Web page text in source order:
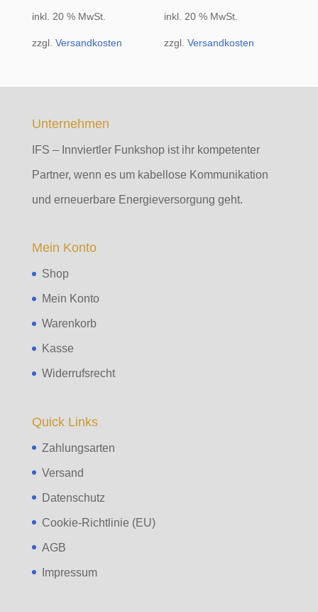
inkl. 20 % MwSt.
zzgl. Versandkosten
inkl. 20 % MwSt.
zzgl.Versandkosten
Unternehmen
IFS – Innviertler Funkshop ist ihr kompetenter
Partner, wenn es um kabellose Kommunikation
und erneuerbare Energieversorgung geht.
Mein Konto
Shop
Mein Konto
Warenkorb
Kasse
Widerrufsrecht
Quick Links
Zahlungsarten
Versand
Datenschutz
Cookie-Richtlinie (EU)
AGB
Impressum